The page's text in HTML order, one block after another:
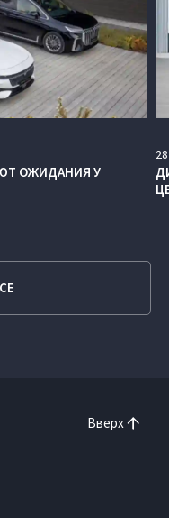
ОЖИДАНИЯ У
28
Вверх